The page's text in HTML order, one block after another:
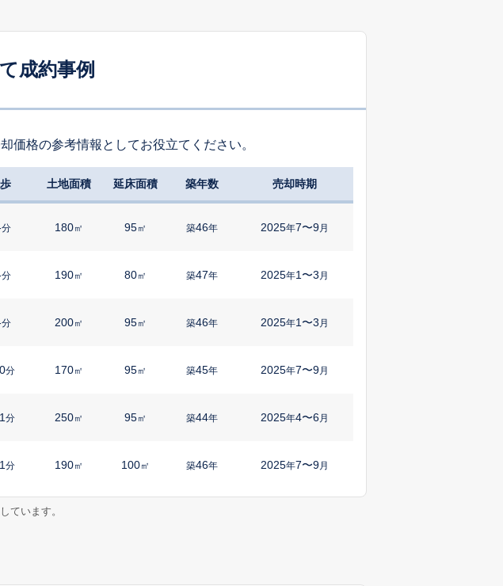
成約事例
価格の参考情報としてお役立てください。
土地面積 延床面積 築年数 売却時期
分 180㎡ 95㎡ 築46年 2025年7〜9月
分 190㎡ 80㎡ 築47年 2025年1〜3 月
分 200㎡ 95㎡ 築46年 2025年1〜3 月
分 170㎡ 95㎡ 築45年 2025年7〜9月
分 250㎡ 95㎡ 築44年 2025年4〜6月
分 190㎡ 100㎡ 築46年 2025年7〜9月
ています。